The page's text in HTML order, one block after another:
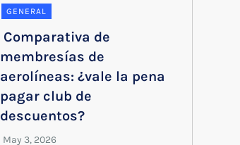
GENERAL
Comparativa de
membresías de
aerolíneas: ¿vale la pena
pagar club de
descuentos?